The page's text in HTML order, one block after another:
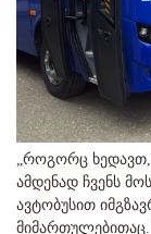
„როგორც
ამდენად ჩვენს
ავტობუსით
მიმართულებითაც.